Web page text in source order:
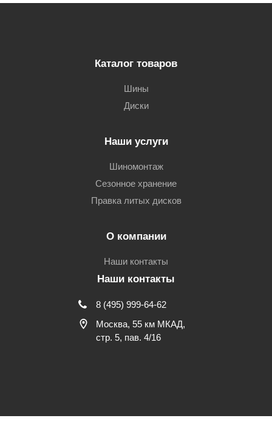
Каталог товаров
Шины
Диски
Наши услуги
Шиномонтаж
Сезонное хранение
Правка литых дисков
О компании
Наши контакты
Наши контакты
8 (495) 999-64-62
Москва, 55 км МКАД,
стр. 5, пав. 4/16